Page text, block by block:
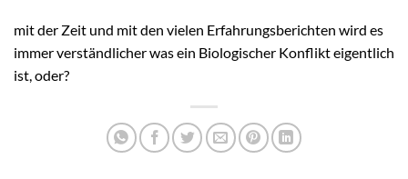
mit der Zeit und mit den vielen Erfahrungsberichten wird es
immer verständlicher was ein Biologischer Konflikt eigentlich
ist, oder?